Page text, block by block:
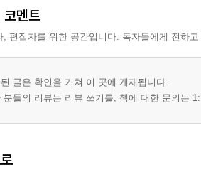
코멘트
, 편집자를 위한 공간입니다. 독자들에게 전하
글은 확인을 거쳐 이 곳에 게재됩니다.
분들의 리뷰는 리뷰 쓰기를, 책에 대한 문의는